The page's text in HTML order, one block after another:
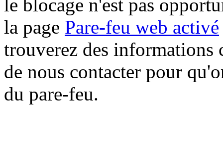
le blocage n'est pas
la page Pare-feu web activé
trouverez des informations
de nous contacter pour
du pare-feu.